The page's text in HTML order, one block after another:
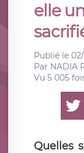
elle
Publié le
Par NADIA
Vu 5 005
Quelles